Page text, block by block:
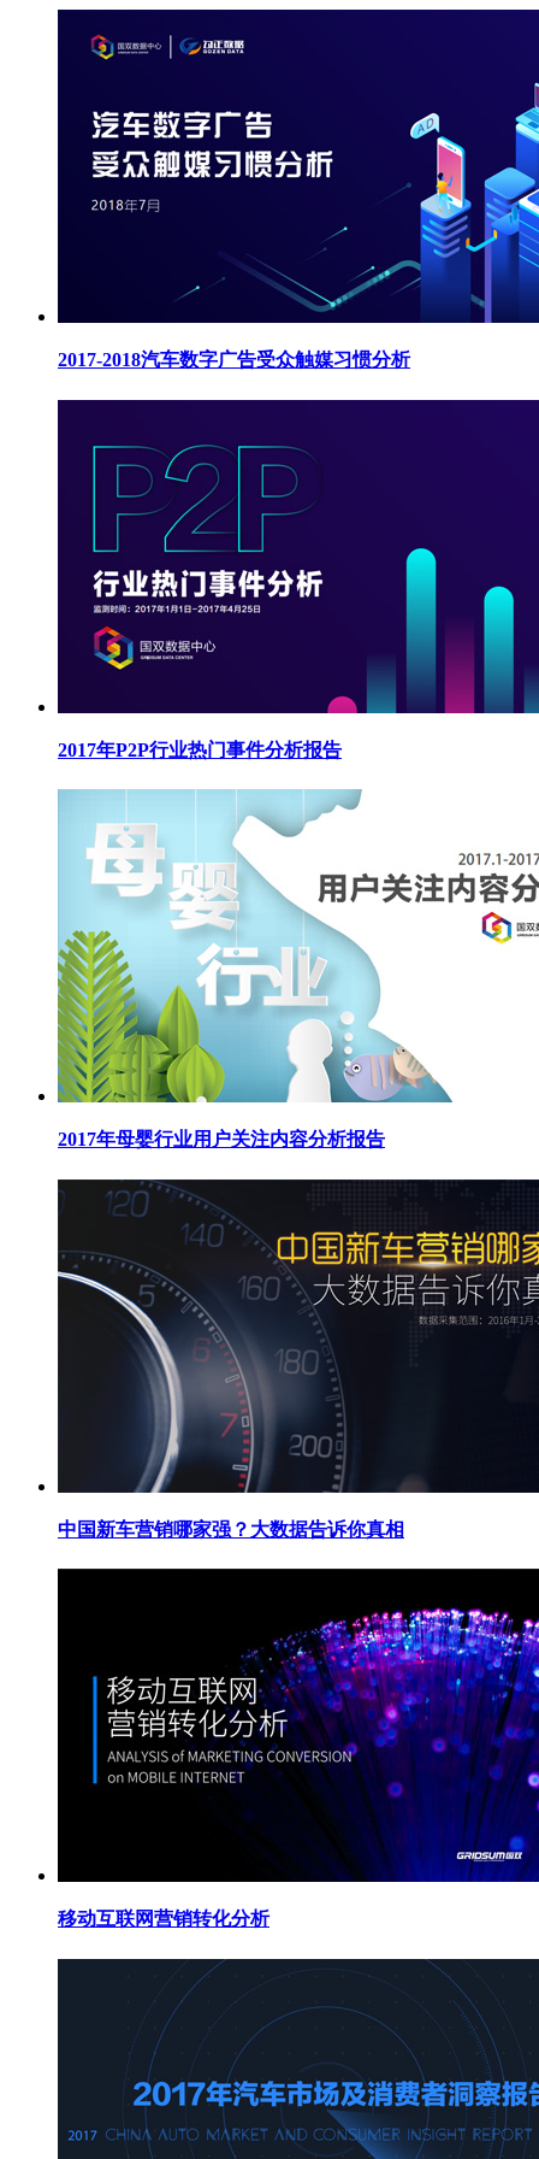
2017-2018汽车数字广告受众触媒习惯分析
2017年P2P行业热门事件分析报告
2017年母婴行业用户关注内容分析报告
中国新车营销哪家强？大数据告诉你真相
移动互联网营销转化分析